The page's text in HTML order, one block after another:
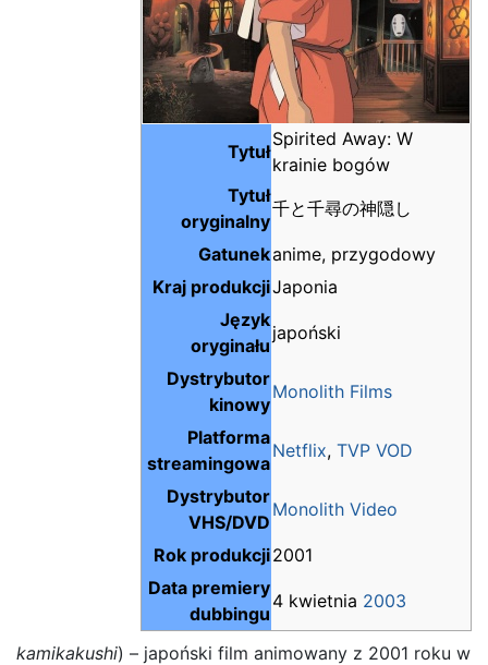
Tytuł
Spirited Away: W
krainie bogów
Tytuł
oryginalny
千と千尋の神隠し
Gatunekanime, przygodowy
Kraj produkcjiJaponia
Język
oryginału
japoński
Dystrybutor
kinowy
Monolith Films
Platforma
streamingowa
Netflix, TVP VOD
Dystrybutor
VHS/DVD
Monolith Video
Rok produkcji2001
Data premiery
dubbingu
4 kwietnia 2003
kamikakushi) – japoński film animowany z 2001 roku w